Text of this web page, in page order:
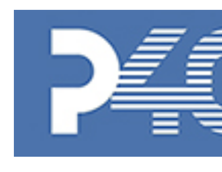
Главная»
Новости